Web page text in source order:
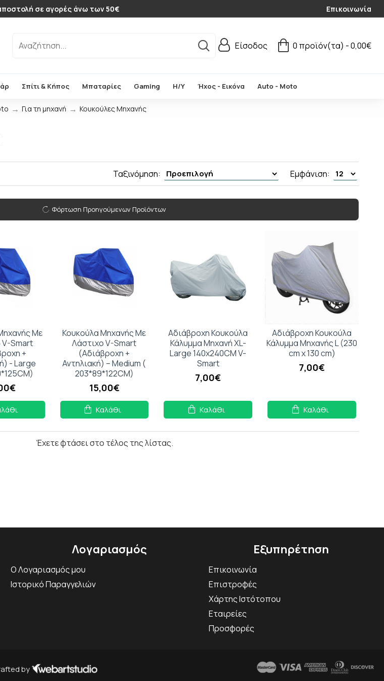
σε αγορές άνω των 50€ Επικοινωνία
Είσοδος 0 προϊόν(τα) - 0,00€
Σπίτι & Κήπος Μπαταρίες Gaming Η/Υ Ήχος - Εικόνα Auto - Moto
Για τη μηχανή Κουκούλες Μηχανής
Ταξινόμηση: Εμφάνιση:
Φόρτωση Προηγούμενων Προϊόντων
Με
V-Smart
+
- Large
Κουκούλα Μηχανής Με
Λάστιχο V-Smart
(Αδιάβροχη +
Αντηλιακή) – Medium (
203*89*122CM)
15,00€
Καλάθι
Αδιάβροχη Κουκούλα
Κάλυμμα Μηχανή XL-
Large 140x240CM V-
Smart
7,00€
Καλάθι
Αδιάβροχη Κουκούλα
Κάλυμμα Μηχανής L (230
cm x 130 cm)
7,00€
Καλάθι
Έχετε φτάσει στο τέλος της λίστας.
Λογαριασμός
Ο Λογαριασμός μου
Ιστορικό Παραγγελιών
Εξυπηρέτηση
Επικοινωνία
Επιστροφές
Χάρτης Ιστότοπου
Εταιρείες
Προσφορές
by